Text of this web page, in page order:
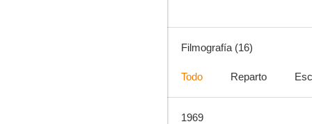
Filmografía (16)
Todo Reparto
1969